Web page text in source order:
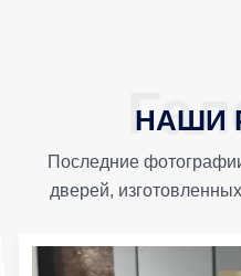
НАШИ
Последние
дверей,